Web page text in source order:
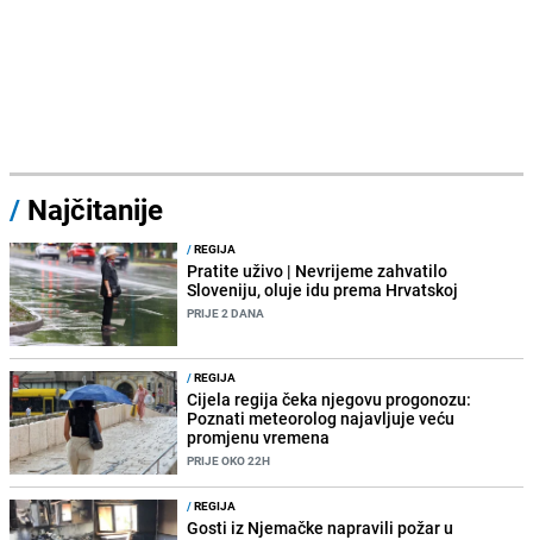
/ Najčitanije
/REGIJA
Pratite uživo | Nevrijeme zahvatilo
Sloveniju, oluje idu prema Hrvatskoj
PRIJE 2 DANA
/REGIJA
Cijela regija čeka njegovu progonozu:
Poznati meteorolog najavljuje veću
promjenu vremena
PRIJE OKO 22H
/REGIJA
Gosti iz Njemačke napravili požar u